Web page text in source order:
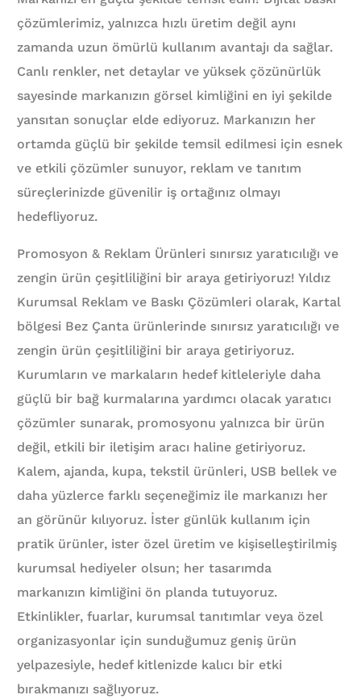
çözümlerimiz, yalnızca hızlı üretim değil aynı
zamanda uzun ömürlü kullanım avantajı da sağlar.
Canlı renkler, net detaylar ve yüksek çözünürlük
sayesinde markanızın görsel kimliğini en iyi şekilde
yansıtan sonuçlar elde ediyoruz. Markanızın her
ortamda güçlü bir şekilde temsil edilmesi için esnek
ve etkili çözümler sunuyor, reklam ve tanıtım
süreçlerinizde güvenilir iş ortağınız olmayı
hedefliyoruz.
Promosyon & Reklam Ürünleri sınırsız yaratıcılığı ve
zengin ürün çeşitliliğini bir araya getiriyoruz! Yıldız
Kurumsal Reklam ve Baskı Çözümleri olarak, Kartal
bölgesi Bez Çanta ürünlerinde sınırsız yaratıcılığı ve
zengin ürün çeşitliliğini bir araya getiriyoruz.
Kurumların ve markaların hedef kitleleriyle daha
güçlü bir bağ kurmalarına yardımcı olacak yaratıcı
çözümler sunarak, promosyonu yalnızca bir ürün
değil, etkili bir iletişim aracı haline getiriyoruz.
Kalem, ajanda, kupa, tekstil ürünleri, USB bellek ve
daha yüzlerce farklı seçeneğimiz ile markanızı her
an görünür kılıyoruz. İster günlük kullanım için
pratik ürünler, ister özel üretim ve kişiselleştirilmiş
kurumsal hediyeler olsun; her tasarımda
markanızın kimliğini ön planda tutuyoruz.
Etkinlikler, fuarlar, kurumsal tanıtımlar veya özel
organizasyonlar için sunduğumuz geniş ürün
yelpazesiyle, hedef kitlenizde kalıcı bir etki
bırakmanızı sağlıyoruz.